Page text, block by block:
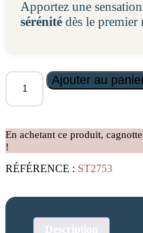
Apportez une
sérénité dès le premier
quantité
Sticker
Ajouter au
En achetant ce produit,
!
RÉFÉRENCE : ST2753
Description